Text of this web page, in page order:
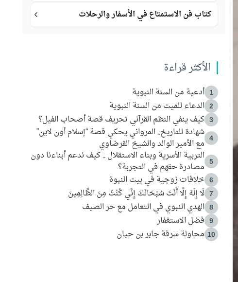
كتاب فن الاستمتاع في الأسفار والرحلات
الأكثر قراءة
1 أدعية من السنة النبوية
2 الدعاء للميت من السنة النبوية
3 كيف ينفي النظم القرآني تحريف قصة أصحاب الفيل؟
4
شهادة للتاريخ.. المرواني يحكي قصة “إسلام أون لاين”
مع الأمير الوالد والشيخ القرضاوي
5
التربية الأسرية وبناء الاستقلال .. كيف ندعم أبناءنا دون
مصادرة حقهم في التجربة؟
6 خلافات زوجية في بيت النبوة
7 لَا إِلَهَ إِلَّا أَنْتَ سُبْحَانَكَ إِنِّي كُنْتُ مِنَ الظَّالِمِينَ
8 الهدي النبوي في التعامل مع حر الصيف
9 فضل الاستغفار
10 محاولة سرقة جابر بن حيان